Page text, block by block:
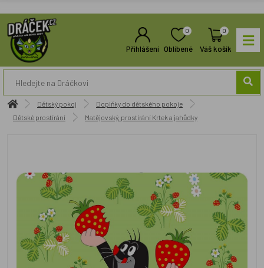
Přihlášení
0
Oblíbené
0
Váš košík
Dětský pokoj
Doplňky do dětského pokoje
Dětské prostírání
Matějovský, prostírání Krtek a jahůdky